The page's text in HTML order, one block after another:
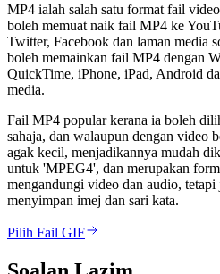
MP4 ialah salah satu format fail
boleh memuat naik fail MP4 ke
Twitter, Facebook dan laman media
boleh memainkan fail MP4 dengan
QuickTime, iPhone, iPad, Android
media.
Fail MP4 popular kerana ia boleh
sahaja, dan walaupun dengan video
agak kecil, menjadikannya mudah
untuk 'MPEG4', dan merupakan
mengandungi video dan audio,
menyimpan imej dan sari kata.
Pilih Fail GIF